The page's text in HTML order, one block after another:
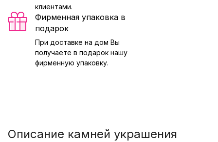
клиентами.
Фирменная упаковка в
подарок
При доставке на дом Вы
получаете в подарок нашу
фирменную упаковку.
Описание камней украшения